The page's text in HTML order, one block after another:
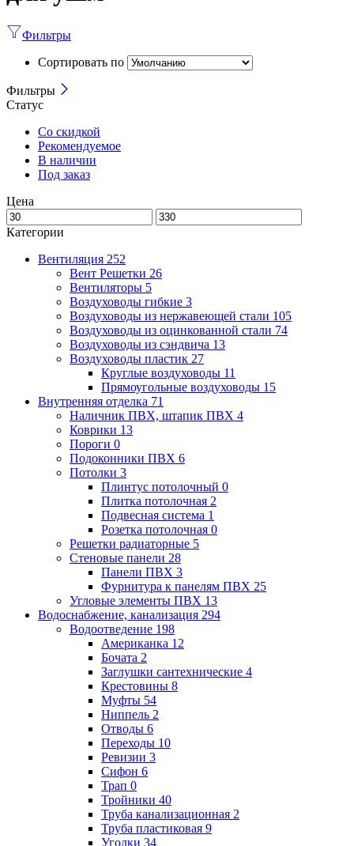
Фильтры
Сортировать по
Фильтры
Статус
Со скидкой
Рекомендуемое
В наличии
Под заказ
Цена
Категории
Вентиляция 252
Вент Решетки 26
Вентиляторы 5
Воздуховоды гибкие 3
Воздуховоды из нержавеющей стали 105
Воздуховоды из оцинкованной стали 74
Воздуховоды из сэндвича 13
Воздуховоды пластик 27
Круглые воздуховоды 11
Прямоугольные воздуховоды 15
Внутренняя отделка 71
Наличник ПВХ, штапик ПВХ 4
Коврики 13
Пороги 0
Подоконники ПВХ 6
Потолки 3
Плинтус потолочный 0
Плитка потолочная 2
Подвесная система 1
Розетка потолочная 0
Решетки радиаторные 5
Стеновые панели 28
Панели ПВХ 3
Фурнитура к панелям ПВХ 25
Угловые элементы ПВХ 13
Водоснабжение, канализация 294
Водоотведение 198
Американка 12
Бочата 2
Заглушки сантехнические 4
Крестовины 8
Муфты 54
Ниппель 2
Отводы 6
Переходы 10
Ревизии 3
Сифон 6
Трап 0
Тройники 40
Труба канализационная 2
Труба пластиковая 9
Уголки 34